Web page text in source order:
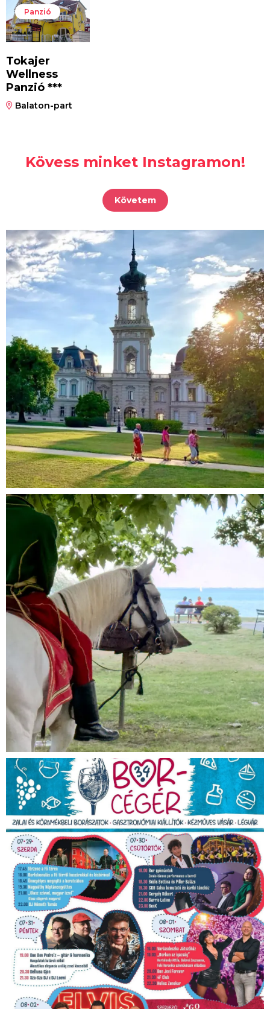
Panzió
Tokajer
Wellness
Panzió ***
Balaton-part
Kövess minket Instagramon!
Követem